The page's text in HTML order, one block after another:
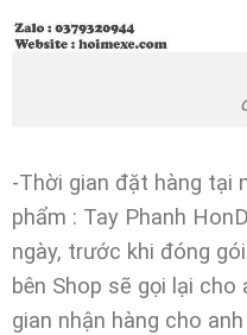
Tay côn
-Thời gian đặt hàng tại
phẩm : Tay Phanh
ngày, trước khi đóng
bên Shop sẽ gọi lại
gian nhận hàng cho anh